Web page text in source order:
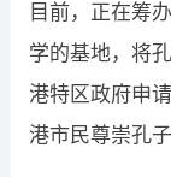
目前，正在筹
学的基地，将
港特区政府申
港市民尊崇孔子